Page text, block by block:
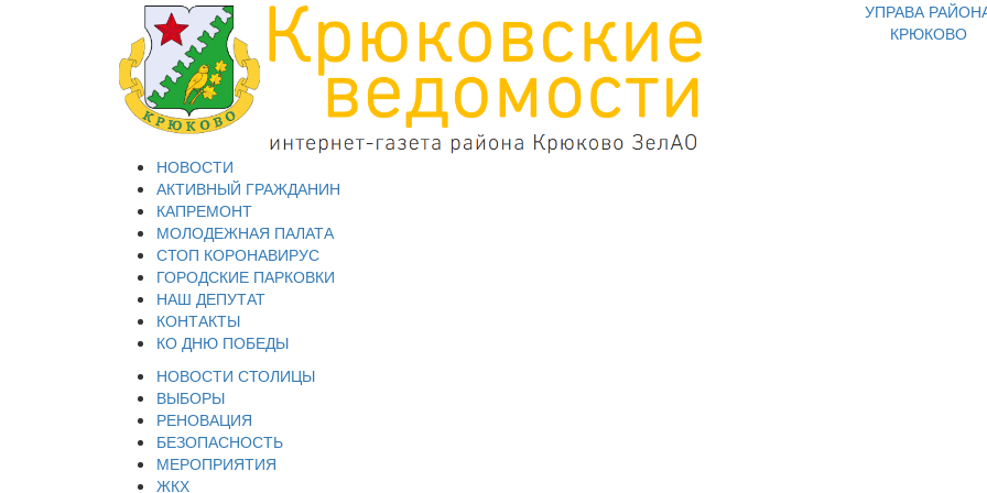
УПРАВА
КРЮКОВО
НОВОСТИ
АКТИВНЫЙ ГРАЖДАНИН
КАПРЕМОНТ
МОЛОДЕЖНАЯ ПАЛАТА
СТОП КОРОНАВИРУС
ГОРОДСКИЕ ПАРКОВКИ
НАШ ДЕПУТАТ
КОНТАКТЫ
КО ДНЮ ПОБЕДЫ
НОВОСТИ СТОЛИЦЫ
ВЫБОРЫ
РЕНОВАЦИЯ
БЕЗОПАСНОСТЬ
МЕРОПРИЯТИЯ
ЖКХ